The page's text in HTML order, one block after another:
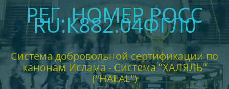
РЕГ. НОМЕР РОСС
RU.К882.04ФГЛ0
Система добровольной сертификации по
канонам Ислама - Система "ХАЛЯЛЬ"
("HALAL")